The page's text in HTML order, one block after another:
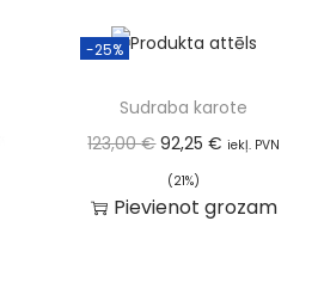
-25%
Sudraba karote
123,00€ 92,25€ iekļ. PVN
(21%)
Pievienot grozam